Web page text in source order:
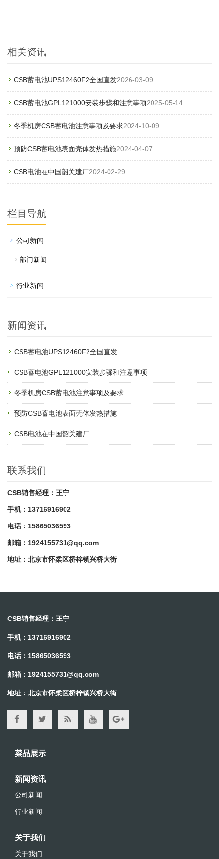
相关资讯
CSB蓄电池UPS12460F2全国直发2026-03-09
CSB蓄电池GPL121000安装步骤和注意事项2025-05-14
冬季机房CSB蓄电池注意事项及要求2024-10-09
预防CSB蓄电池表面壳体发热措施2024-04-07
CSB电池在中国韶关建厂2024-02-29
栏目导航
公司新闻
部门新闻
行业新闻
新闻资讯
CSB蓄电池UPS12460F2全国直发
CSB蓄电池GPL121000安装步骤和注意事项
冬季机房CSB蓄电池注意事项及要求
预防CSB蓄电池表面壳体发热措施
CSB电池在中国韶关建厂
联系我们
CSB销售经理：王宁
手机：13716916902
电话：15865036593
邮箱： 1924155731@qq.com
地址：北京市怀柔区桥梓镇兴桥大街
CSB销售经理：王宁
手机：13716916902
电话：15865036593
邮箱： 1924155731@qq.com
地址：北京市怀柔区桥梓镇兴桥大街
菜品展示
新闻资讯
公司新闻
行业新闻
关于我们
关于我们